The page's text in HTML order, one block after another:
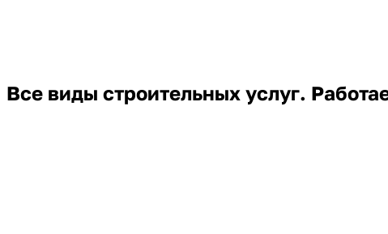
Все виды строительных услуг.